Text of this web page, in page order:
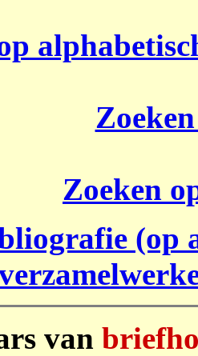
Zoeken
(op
van